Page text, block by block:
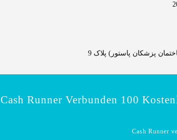
پزشکان پاستور) پلاک 9
Cash Runner Verbunden 100
Cash Runner